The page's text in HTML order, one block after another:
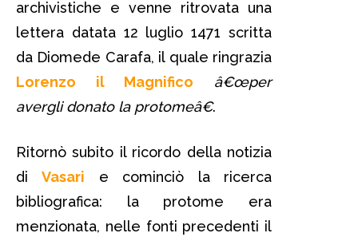
archivistiche e venne ritrovata una
lettera datata 12 luglio 1471 scritta
da Diomede Carafa, il quale ringrazia
Lorenzo il Magnifico
â€œper
avergli donato la protomeâ€.
Ritornò subito il ricordo della notizia
diVasari e cominciò la ricerca
bibliografica: la protome era
menzionata, nelle fonti precedenti il